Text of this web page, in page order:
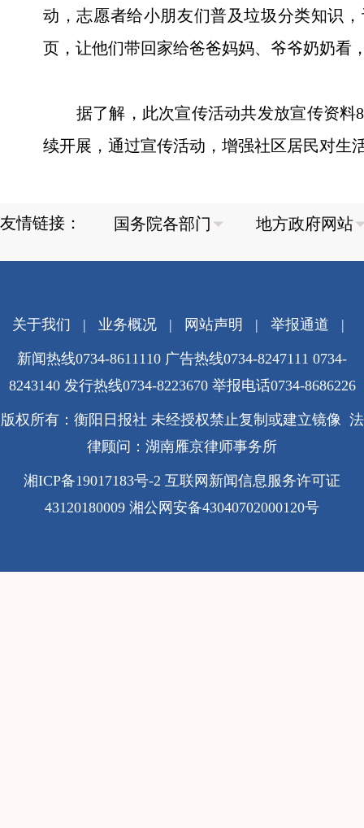
动，志愿者给小朋友们普及垃圾分类知识
页，让他们带回家给爸爸妈妈、爷爷奶奶看
据了解，此次宣传活动共发放宣传资料
续开展，通过宣传活动，增强社区居民对生
友情链接：
关于我们 | 业务概况| 网站声明 | 举报通道 |
新闻热线0734-8611110 广告热线0734-8247111 0734-
8243140 发行热线0734-8223670 举报电话0734-8686226
版权所有：衡阳日报社 未经授权禁止复制或建立镜像 法
律顾问：湖南雁京律师事务所
湘ICP备19017183号-2 互联网新闻信息服务许可证
43120180009 湘公网安备43040702000120号